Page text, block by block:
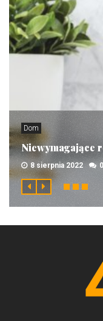
Dom
Niewymagające
8 sierpnia 2022 0